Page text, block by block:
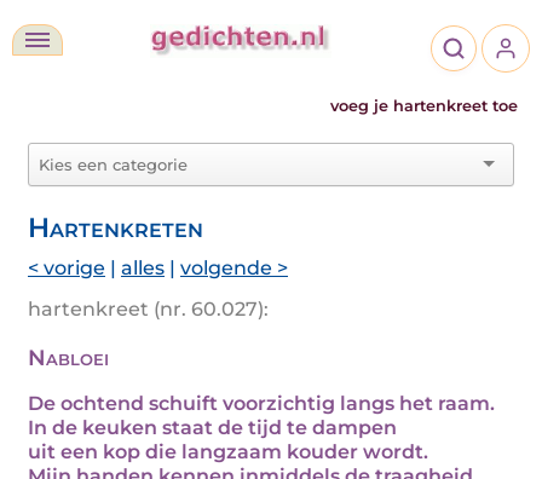
voeg je hartenkreet toe
Hartenkreten
< vorige | alles | volgende >
hartenkreet (nr. 60.027):
Nabloei
De ochtend schuift voorzichtig langs het raam.
In de keuken staat de tijd te dampen
uit een kop die langzaam kouder wordt.